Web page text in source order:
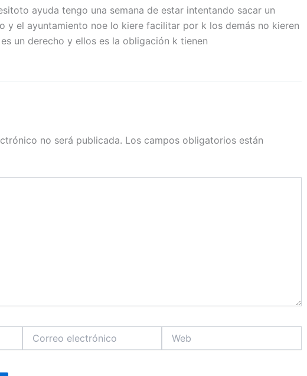
ayuda tengo una semana de estar intentando sacar un
y el ayuntamiento noe lo kiere facilitar por k los demás no kieren
un derecho y ellos es la obligación k tienen
no será publicada. Los campos obligatorios están
electrónico